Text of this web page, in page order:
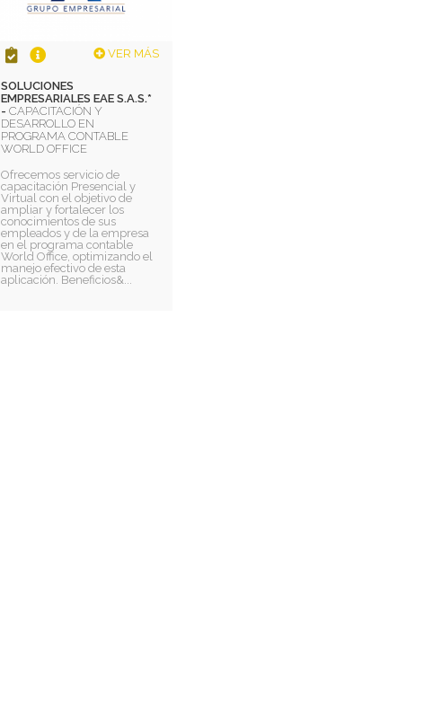
VER MÁS
SOLUCIONES
EMPRESARIALES EAE S.A.S.*
- CAPACITACIÓN Y
DESARROLLO EN
PROGRAMA CONTABLE
WORLD OFFICE
Ofrecemos servicio de
capacitación Presencial y
Virtual con el objetivo de
ampliar y fortalecer los
conocimientos de sus
empleados y de la empresa
en el programa contable
World Office, optimizando el
manejo efectivo de esta
aplicación. Beneficios&...